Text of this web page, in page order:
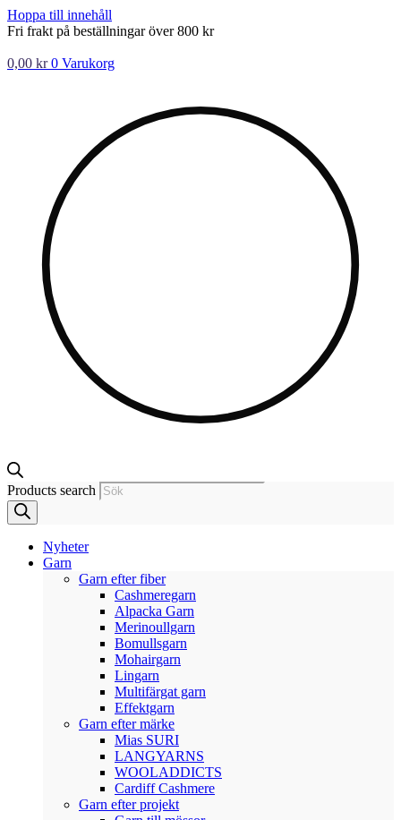
Hoppa till innehåll
Fri frakt på beställningar över 800 kr
0,00 kr 0 Varukorg
Products search
Nyheter
Garn
Garn efter fiber
Cashmeregarn
Alpacka Garn
Merinoullgarn
Bomullsgarn
Mohairgarn
Lingarn
Multifärgat garn
Effektgarn
Garn efter märke
Mias SURI
LANGYARNS
WOOLADDICTS
Cardiff Cashmere
Garn efter projekt